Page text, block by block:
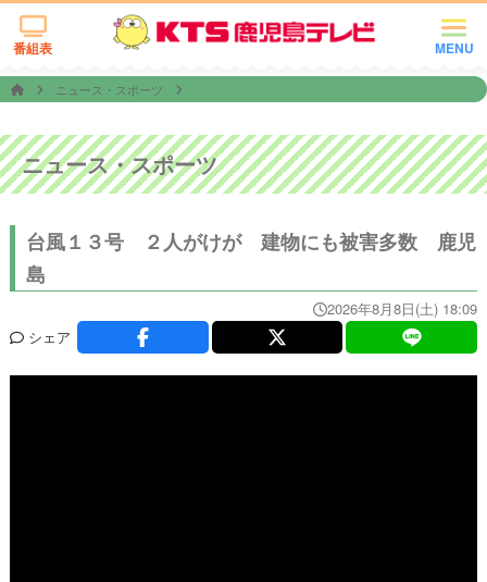
MENU
番組表
ニュース・スポーツ
ニュース・スポーツ
台風１３号 ２人がけが 建物にも被害多数 鹿児
島
2026年8月8日(土) 18:09
シェア